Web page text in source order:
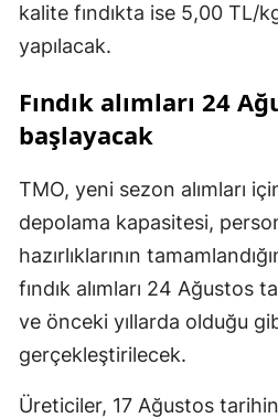
kalite fındıkta ise 5,00 TL/
yapılacak.
Fındık alımları 24
başlayacak
TMO, yeni sezon alımları
depolama kapasitesi,
hazırlıklarının
fındık alımları 24 Ağustos
ve önceki yıllarda olduğu
gerçekleştirilecek.
Üreticiler, 17 Ağustos